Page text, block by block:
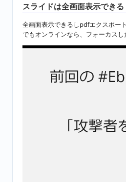
スライドは全画面表示できる
全画面表示できるしpdfエクスポー
でもオンラインなら、フォーカス